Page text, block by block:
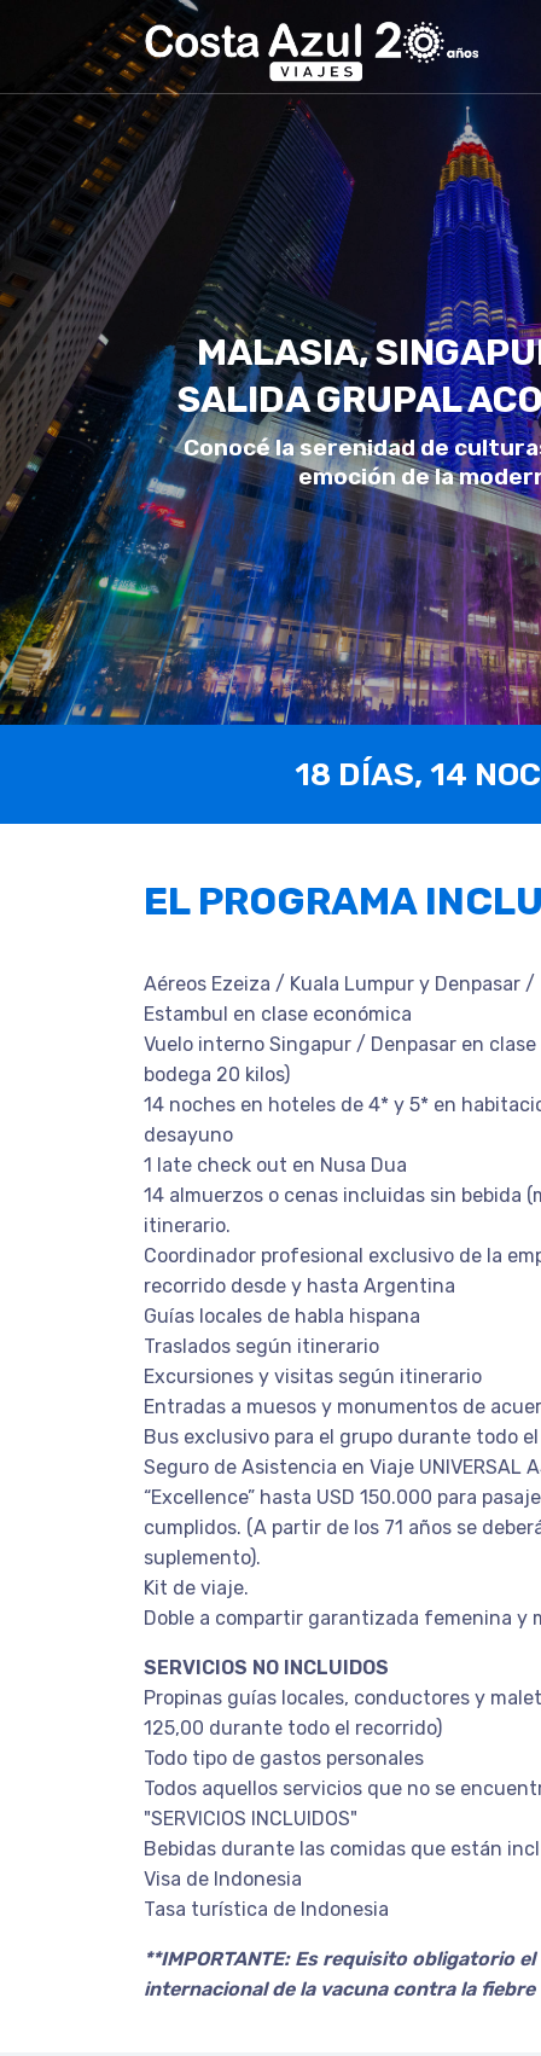
MALASIA,
SALIDA GRUPAL
Conocé la serenidad de
emoción de la
18 DÍAS, 14
EL PROGRAMA
Aéreos Ezeiza / Kuala Lumpur y Denpasar
Estambul en clase económica
Vuelo interno Singapur / Denpasar en
bodega 20 kilos)
14 noches en hoteles de 4* y 5* en
desayuno
1 late check out en Nusa Dua
14 almuerzos o cenas incluidas sin bebida
itinerario.
Coordinador profesional exclusivo de la
recorrido desde y hasta Argentina
Guías locales de habla hispana
Traslados según itinerario
Excursiones y visitas según itinerario
Entradas a muesos y monumentos de
Bus exclusivo para el grupo durante todo
Seguro de Asistencia en Viaje UNIVERSAL
“Excellence” hasta USD 150.000 para
cumplidos. (A partir de los 71 años se
suplemento).
Kit de viaje.
Doble a compartir garantizada femenina y
SERVICIOS NO INCLUIDOS
Propinas guías locales, conductores y
125,00 durante todo el recorrido)
Todo tipo de gastos personales
Todos aquellos servicios que no se
"SERVICIOS INCLUIDOS"
Bebidas durante las comidas que están
Visa de Indonesia
Tasa turística de Indonesia
**IMPORTANTE: Es requisito obligatorio
internacional de la vacuna contra la fiebre